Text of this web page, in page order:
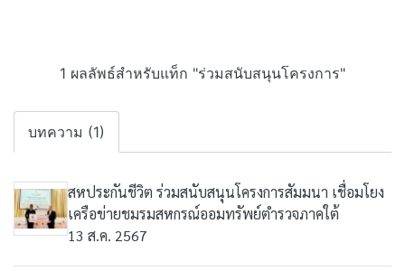
1 ผลลัพธ์สำหรับแท็ก "ร่วมสนับสนุนโครงการ"
บทความ (1)
สหประกันชีวิต ร่วมสนับสนุนโครงการสัมมนา เชื่อมโยง
เครือข่ายชมรมสหกรณ์ออมทรัพย์ตำรวจภาคใต้
13 ส.ค. 2567